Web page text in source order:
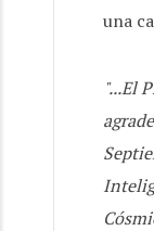
una
"...El